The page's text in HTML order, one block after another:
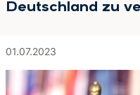
Deutschland zu
01.07.2023